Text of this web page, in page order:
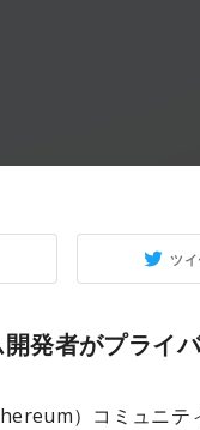
ツイ
発者がプライ
）コミュニテ